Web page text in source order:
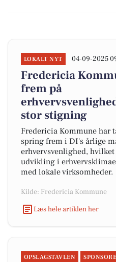
LOKALT NYT 04-09-2025
Fredericia
frem på
stor stigning
Fredericia Kommune har
spring frem i DI's årlige
erhvervsvenlighed,
udvikling i
med lokale virksomheder.
Kilde: Fredericia Kommune
Læs hele artiklen her
OPSLAGSTAVLEN